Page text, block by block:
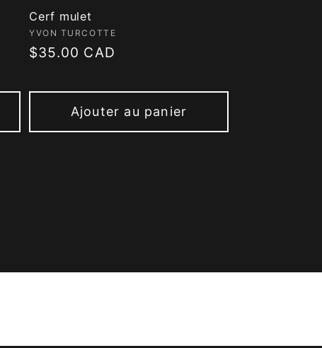
Cerf mulet
Fournisseur :
YVON TURCOTTE
Prix
$35.00 CAD
Ajouter au panier